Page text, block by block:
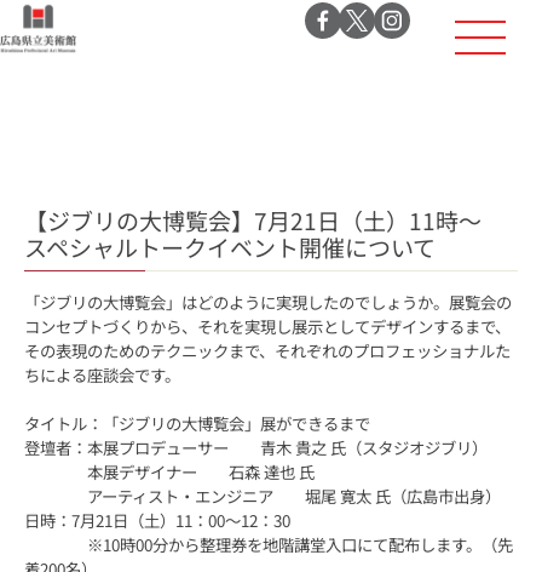
【ジブリの大博覧会】7月21日（土）11時～
スペシャルトークイベント開催について
「ジブリの大博覧会」はどのように実現したのでしょうか。展覧会の
コンセプトづくりから、それを実現し展示としてデザインするまで、
その表現のためのテクニックまで、それぞれのプロフェッショナルた
ちによる座談会です。
タイトル：「ジブリの大博覧会」展ができるまで
登壇者：本展プロデューサー 青木 貴之 氏（スタジオジブリ）
本展デザイナー 石森 達也 氏
アーティスト・エンジニア 堀尾 寛太 氏（広島市出身）
日時：7月21日（土）11：00～12：30
※10時00分から整理券を地階講堂入口にて配布します。（先